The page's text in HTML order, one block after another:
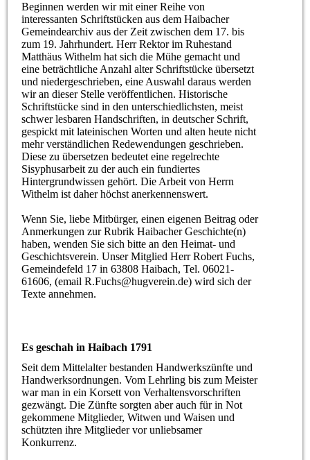
Beginnen werden wir mit einer Reihe von
interessanten Schriftstücken aus dem Haibacher
Gemeindearchiv aus der Zeit zwischen dem 17. bis
zum 19. Jahrhundert. Herr Rektor im Ruhestand
Matthäus Withelm hat sich die Mühe gemacht und
eine beträchtliche Anzahl alter Schriftstücke übersetzt
und niedergeschrieben, eine Auswahl daraus werden
wir an dieser Stelle veröffentlichen. Historische
Schriftstücke sind in den unterschiedlichsten, meist
schwer lesbaren Handschriften, in deutscher Schrift,
gespickt mit lateinischen Worten und alten heute nicht
mehr verständlichen Redewendungen geschrieben.
Diese zu übersetzen bedeutet eine regelrechte
Sisyphusarbeit zu der auch ein fundiertes
Hintergrundwissen gehört. Die Arbeit von Herrn
Withelm ist daher höchst anerkennenswert.
Wenn Sie, liebe Mitbürger, einen eigenen Beitrag oder
Anmerkungen zur Rubrik Haibacher Geschichte(n)
haben, wenden Sie sich bitte an den Heimat- und
Geschichtsverein. Unser Mitglied Herr Robert Fuchs,
Gemeindefeld 17 in 63808 Haibach, Tel. 06021-
61606, (email R.Fuchs@hugverein.de) wird sich der
Texte annehmen.
Es geschah in Haibach 1791
Seit dem Mittelalter bestanden Handwerkszünfte und
Handwerksordnungen. Vom Lehrling bis zum Meister
war man in ein Korsett von Verhaltensvorschriften
gezwängt. Die Zünfte sorgten aber auch für in Not
gekommene Mitglieder, Witwen und Waisen und
schützten ihre Mitglieder vor unliebsamer
Konkurrenz.